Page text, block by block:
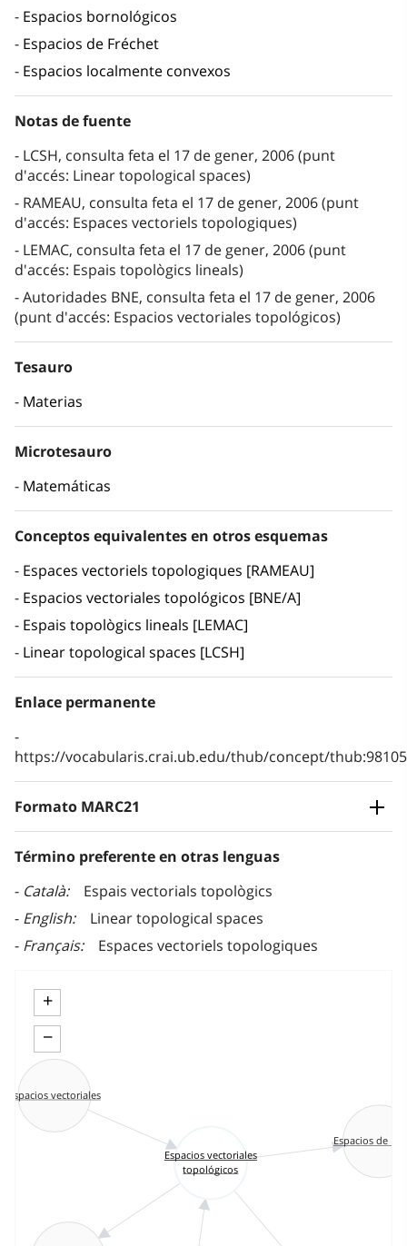
Espacios bornológicos
Espacios de Fréchet
Espacios localmente convexos
Notas de fuente
LCSH, consulta feta el 17 de gener, 2006 (punt
d'accés: Linear topological spaces)
RAMEAU, consulta feta el 17 de gener, 2006 (punt
d'accés: Espaces vectoriels topologiques)
LEMAC, consulta feta el 17 de gener, 2006 (punt
d'accés: Espais topològics lineals)
Autoridades BNE, consulta feta el 17 de gener, 2006
(punt d'accés: Espacios vectoriales topológicos)
Tesauro
Materias
Microtesauro
Matemáticas
Conceptos equivalentes en otros esquemas
Espaces vectoriels topologiques [RAMEAU]
Espacios vectoriales topológicos [BNE/A]
Espais topològics lineals [LEMAC]
Linear topological spaces [LCSH]
Enlace permanente
https://vocabularis.crai.ub.edu/thub/concept/
Formato MARC21
Término preferente en otras lenguas
Català
Espais vectorials topològics
English
Linear topological spaces
Français
Espaces vectoriels topologiques
+
−
Espacios vectoriales
topológicos
Espacios vectoriales
Espacios de